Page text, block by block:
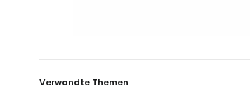
Verwandte Themen